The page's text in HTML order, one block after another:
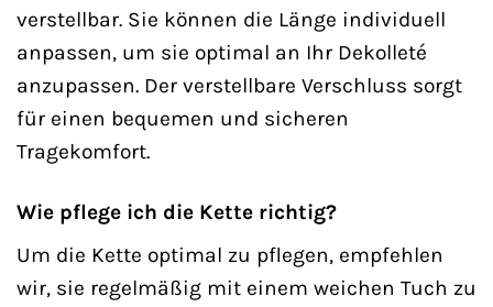
verstellbar. Sie können die Länge individuell
anpassen, um sie optimal an Ihr Dekolleté
anzupassen. Der verstellbare Verschluss sorgt
für einen bequemen und sicheren
Tragekomfort.
Wie pflege ich die Kette richtig?
Um die Kette optimal zu pflegen, empfehlen
wir, sie regelmäßig mit einem weichen Tuch zu